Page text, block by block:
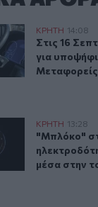
οι
ΚΡΗΤΗ 14:08
Στις 16
Στις 16
για
διακοπές
ΚΡΗΤΗ 13:28
"Μπλόκο"
"Μπλόκο"
μέσα στην